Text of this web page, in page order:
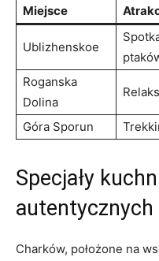
Miejsce
Ublizhenskoe
Roganska
Dolina
Góra Sporun
Specjały
Charków, położone na⁣